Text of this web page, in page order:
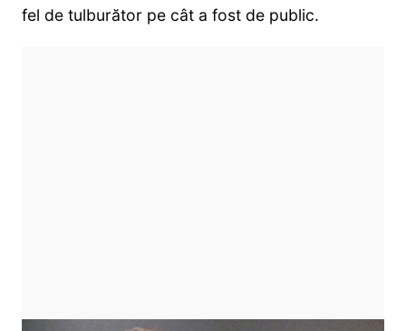
fel de tulburător pe cât a fost de public.